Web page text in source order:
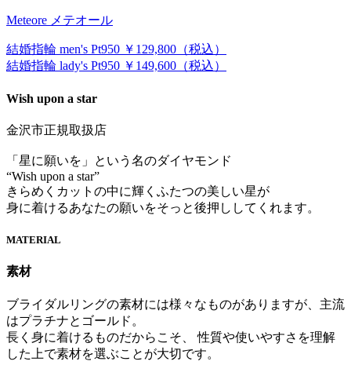
Meteore メテオール
結婚指輪 men's Pt950 ￥129,800（税込）
結婚指輪 lady's Pt950 ￥149,600（税込）
Wish upon a star
金沢市正規取扱店
「星に願いを」という名のダイヤモンド
“Wish upon a star”
きらめくカットの中に輝くふたつの美しい星が
身に着けるあなたの願いをそっと後押ししてくれます。
MATERIAL
素材
ブライダルリングの素材には様々なものがありますが、主流
はプラチナとゴールド。
長く身に着けるものだからこそ、 性質や使いやすさを理解
した上で素材を選ぶことが大切です。